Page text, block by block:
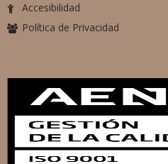
Accesibilidad
Política de Privacidad